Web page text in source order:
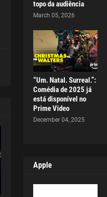
topo da audiência
March 05, 2026
“Um. Natal. Surreal.”:
Comédia de 2025 já
está disponível no
Prime Video
December 04, 2025
Apple